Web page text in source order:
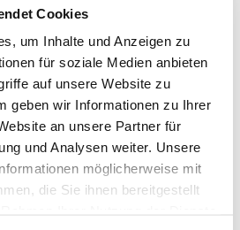
Cookies
um Inhalte und Anzeigen zu
für soziale Medien anbieten
auf unsere Website zu
geben wir Informationen zu Ihrer
an unsere Partner für
und Analysen weiter. Unsere
möglicherweise mit
die Sie ihnen bereitgestellt
Mineralstoffe wirken als
Ihrem Hund weiße Zähne und
Kombination aus Beißring und
bereiten wird und sich um seine
Zustand von Zähnen und
XS - Perfekt für kleine